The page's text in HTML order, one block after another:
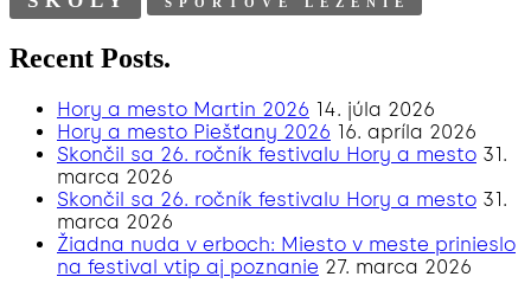
ŠPORTOVÉ LEZENIE
Recent Posts.
Hory a mesto Martin 2026 14. júla 2026
Hory a mesto Piešťany 2026 16. apríla 2026
Skončil sa 26. ročník festivalu Hory a mesto 31.
marca 2026
Skončil sa 26. ročník festivalu Hory a mesto 31.
marca 2026
Žiadna nuda v erboch: Miesto v meste prinieslo
na festival vtip aj poznanie 27. marca 2026